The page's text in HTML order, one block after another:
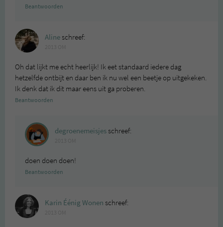
Beantwoorden
Alineschreef:
Oh dat lijkt me echt heerlijk! Ik eet standaard iedere dag
hetzelfde ontbijt en daar ben ik nu wel een beetje op uitgekeken.
Ik denk dat ik dit maar eens uit ga proberen.
Beantwoorden
degroenemeisjesschreef:
doen doen doen!
Beantwoorden
Karin Éénig Wonen schreef: